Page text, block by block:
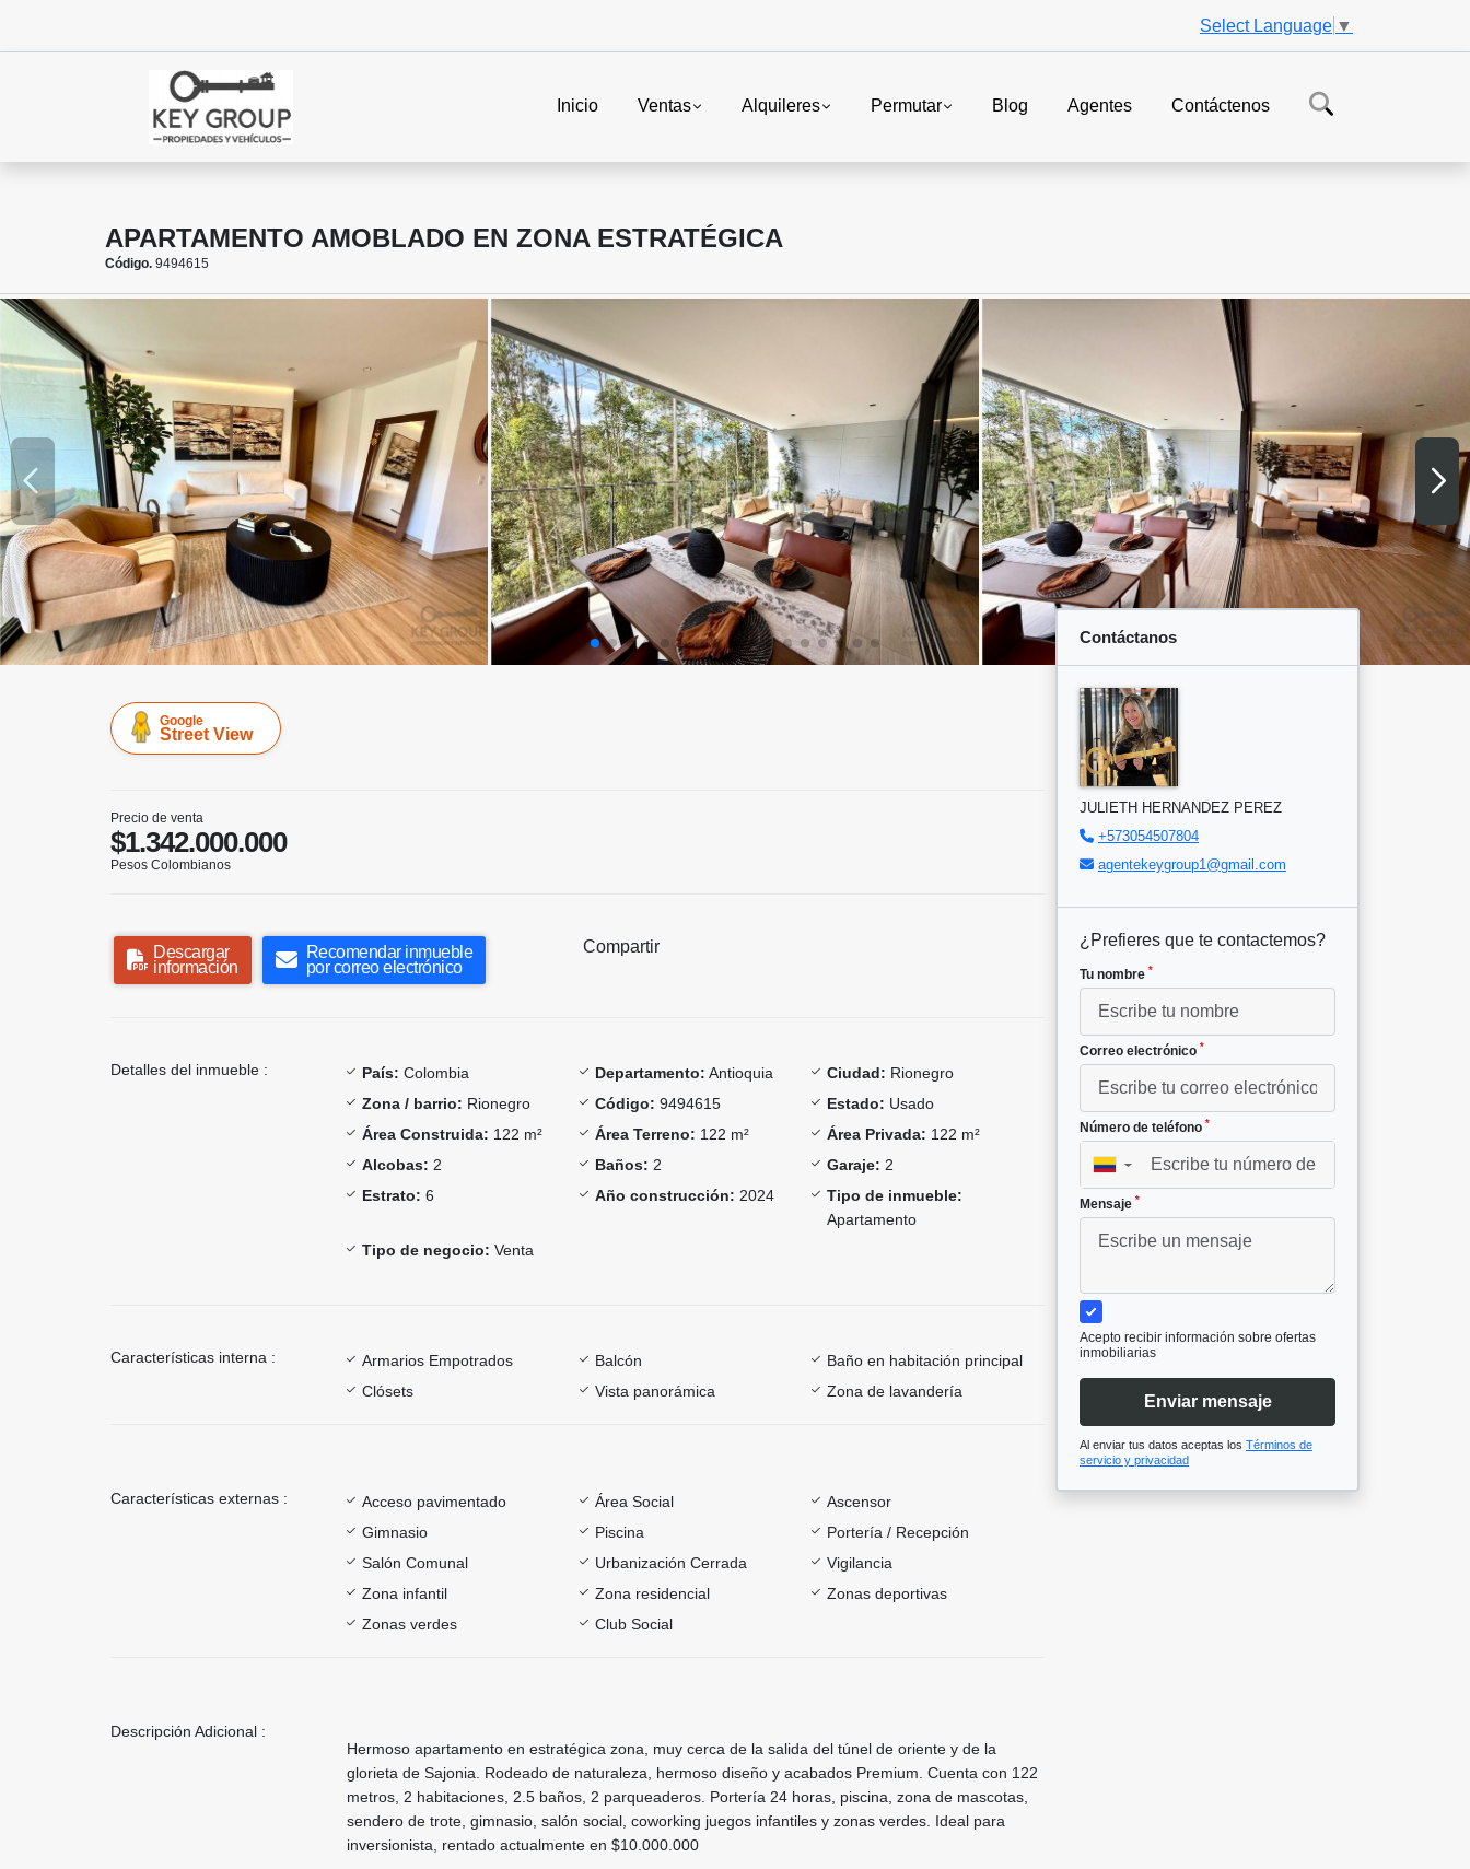
Select Language ▼
Inicio Ventas Alquileres Permutar Blog Agentes Contáctenos
APARTAMENTO AMOBLADO EN ZONA ESTRATÉGICA
Código. 9494615
Google
Street View
Precio de venta
$1.342.000.000
Pesos Colombianos
Descargar
información
Recomendar inmueble
por correo electrónico
Compartir
Detalles del inmueble : País: Colombia Departamento: Antioquia Ciudad: Rionegro
Zona / barrio: Rionegro Código: 9494615 Estado: Usado
Área Construida: 122 m² Área Terreno: 122 m² Área Privada: 122 m²
Alcobas: 2 Baños: 2 Garaje: 2
Estrato: 6 Año construcción: 2024
Tipo de inmueble:
Apartamento
Tipo de negocio: Venta
Características interna : Armarios Empotrados Balcón
Baño en habitación principal
Clósets
Vista panorámica Zona de lavandería
Características externas : Acceso pavimentado Área Social
Ascensor
Gimnasio
Piscina
Portería / Recepción
Salón Comunal
Urbanización Cerrada
Vigilancia
Zona infantil
Zona residencial
Zonas deportivas
Zonas verdes
Club Social
Descripción Adicional :
Hermoso apartamento en estratégica zona, muy cerca de la salida del túnel de oriente y de la
glorieta de Sajonia. Rodeado de naturaleza, hermoso diseño y acabados Premium. Cuenta con 122
metros, 2 habitaciones, 2.5 baños, 2 parqueaderos. Portería 24 horas, piscina, zona de mascotas,
sendero de trote, gimnasio, salón social, coworking juegos infantiles y zonas verdes. Ideal para
inversionista, rentado actualmente en $10.000.000
Contáctanos
JULIETH HERNANDEZ PEREZ
+573054507804
agentekeygroup1@gmail.com
¿Prefieres que te contactemos?
Tu nombre *
Correo electrónico *
Número de teléfono *
▼
Mensaje *
Acepto recibir información sobre ofertas
inmobiliarias
Enviar mensaje
Al enviar tus datos aceptas los Términos de
servicio y privacidad